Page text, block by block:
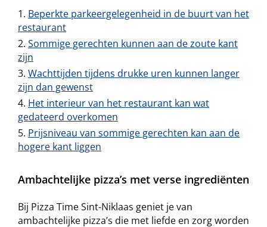
Beperkte parkeergelegenheid in de buurt van het
restaurant
Sommige gerechten kunnen aan de zoute kant
zijn
Wachttijden tijdens drukke uren kunnen langer
zijn dan gewenst
Het interieur van het restaurant kan wat
gedateerd overkomen
Prijsniveau van sommige gerechten kan aan de
hogere kant liggen
Ambachtelijke pizza’s met verse ingrediënten
Bij Pizza Time Sint-Niklaas geniet je van
ambachtelijke pizza’s die met liefde en zorg worden